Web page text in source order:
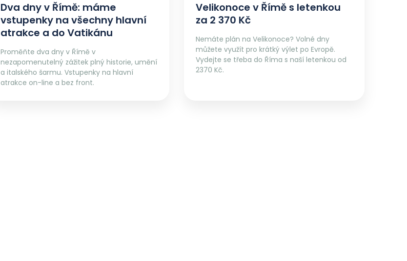
Dva dny v Římě: máme
vstupenky na všechny hlavní
atrakce a do Vatikánu
Proměňte dva dny v Římě v
nezapomenutelný zážitek plný historie, umění
a italského šarmu. Vstupenky na hlavní
atrakce on-line a bez front.
Velikonoce v Římě s letenkou
za 2 370 Kč
Nemáte plán na Velikonoce? Volné dny
můžete využít pro krátký výlet po Evropě.
Vydejte se třeba do Říma s naší letenkou od
2370 Kč.